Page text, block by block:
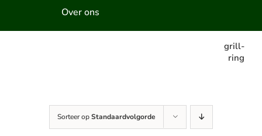
Over ons
grill-
ring
Sorteer opStandaardvolgorde